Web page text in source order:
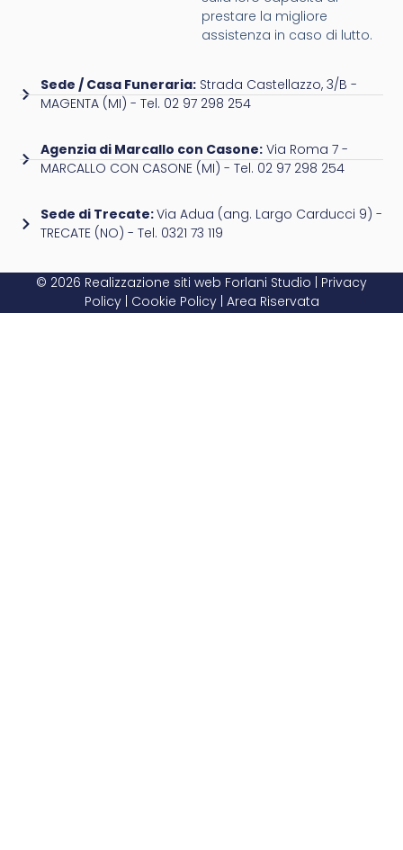
prestare la migliore
assistenza in caso di lutto.
Sede / Casa Funeraria:Strada Castellazzo, 3/B -
MAGENTA (MI) - Tel. 02 97 298 254
Agenzia di Marcallo con Casone:Via Roma 7 -
MARCALLO CON CASONE (MI) - Tel. 02 97 298 254
Sede di Trecate:Via Adua (ang. Largo Carducci 9) -
TRECATE (NO) - Tel. 0321 73 119
© 2026 Realizzazione siti web Forlani Studio
Privacy
Policy| Cookie Policy| Area Riservata